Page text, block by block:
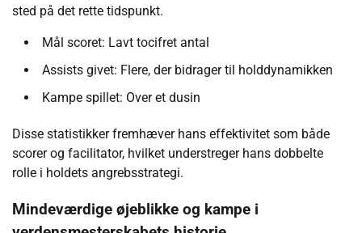
sted på det rette tidspunkt.
Mål scoret: Lavt tocifret antal
Assists givet: Flere, der bidrager til holddynamikken
Kampe spillet: Over et dusin
Disse statistikker fremhæver hans effektivitet som både
scorer og facilitator, hvilket understreger hans dobbelte
rolle i holdets angrebsstrategi.
Mindeværdige øjeblikke og kampe i